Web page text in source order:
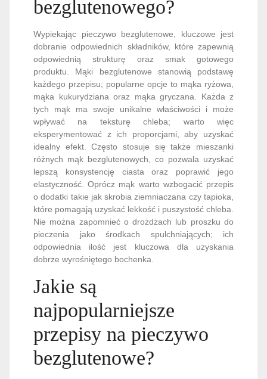
bezglutenowego?
Wypiekając pieczywo bezglutenowe, kluczowe jest
dobranie odpowiednich składników, które zapewnią
odpowiednią strukturę oraz smak gotowego
produktu. Mąki bezglutenowe stanowią podstawę
każdego przepisu; popularne opcje to mąka ryżowa,
mąka kukurydziana oraz mąka gryczana. Każda z
tych mąk ma swoje unikalne właściwości i może
wpływać na teksturę chleba; warto więc
eksperymentować z ich proporcjami, aby uzyskać
idealny efekt. Często stosuje się także mieszanki
różnych mąk bezglutenowych, co pozwala uzyskać
lepszą konsystencję ciasta oraz poprawić jego
elastyczność. Oprócz mąk warto wzbogacić przepis
o dodatki takie jak skrobia ziemniaczana czy tapioka,
które pomagają uzyskać lekkość i puszystość chleba.
Nie można zapomnieć o drożdżach lub proszku do
pieczenia jako środkach spulchniających; ich
odpowiednia ilość jest kluczowa dla uzyskania
dobrze wyrośniętego bochenka.
Jakie są
najpopularniejsze
przepisy na pieczywo
bezglutenowe?